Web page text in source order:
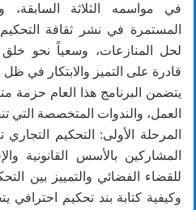
في مواسمه الثلاثة السابقة،
المستمرة في نشر ثقافة
لحل المنازعات، وسعياً نحو خلق
قادرة على التميز والابتكار في
يتضمن البرنامج هذا العام
العمل، والندوات المتخصصة التي
المرحلة الأولى: التحكيم
المشاركين بالأسس القانونية
للقضاء الفضائي والتمييز بين
وكيفية كتابة بند تحكيم احترافي